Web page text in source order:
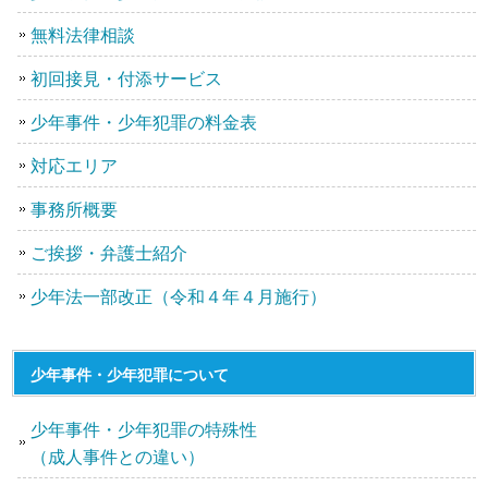
無料法律相談
初回接見・付添サービス
少年事件・少年犯罪の料金表
対応エリア
事務所概要
ご挨拶・弁護士紹介
少年法一部改正（令和４年４月施行）
少年事件・少年犯罪について
少年事件・少年犯罪の特殊性
（成人事件との違い）